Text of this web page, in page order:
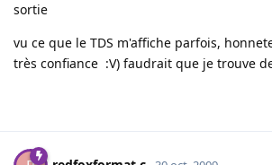
sortie
vu ce que le TDS m'affiche parfois,
très confiance :V) faudrait que je trouve